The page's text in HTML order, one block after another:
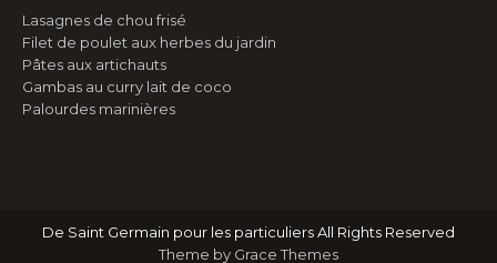
Lasagnes de chou frisé
Filet de poulet aux herbes du jardin
Pâtes aux artichauts
Gambas au curry lait de coco
Palourdes marinières
De Saint Germain pour les particuliers All Rights Reserved
Theme by Grace Themes